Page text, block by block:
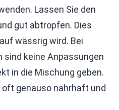
Lassen Sie den
gut abtropfen. Dies
wässrig wird. Bei
keine Anpassungen
in die Mischung geben.
genauso nahrhaft und